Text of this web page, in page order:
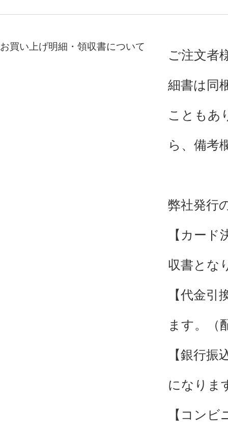
お買い上げ明細・領収書について
ご注文者
細書は同
こともあ
ら、備考
弊社発行
【カー
収書とな
【代金
ます。（
【銀行
になりま
【コン